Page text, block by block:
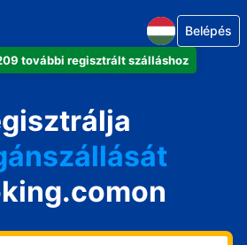
további regisztrált szálláshoz
Belépés
házát